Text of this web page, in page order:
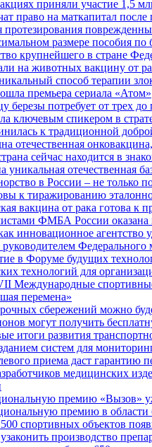
приняли участие 1,5
право на маткапитал
размере пособия по
крупнейшего в стране
на животных вакцину от
способ терапии
премьера сериала «Атом»
березы потребует от трех
ключевым спикером в
к традиционной
отечественная
сейчас находится в
отечественная
в России – не только
к тиражированию
вакцина от рака готова к
ФМБА России
агентство
в Форуме будущих
технологий для
Международные
перемена»
сбережений можно
могут получить
итоги развития
систем для
приема даст гарантию
медицинских
премию «Вызов»
премию в области
спортивных объектов
производство